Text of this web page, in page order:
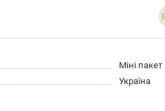
Міні пакет
Україна